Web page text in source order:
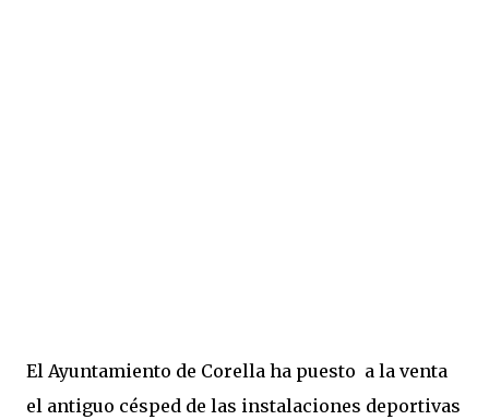
El Ayuntamiento de Corella ha puesto a la venta
el antiguo césped de las instalaciones deportivas